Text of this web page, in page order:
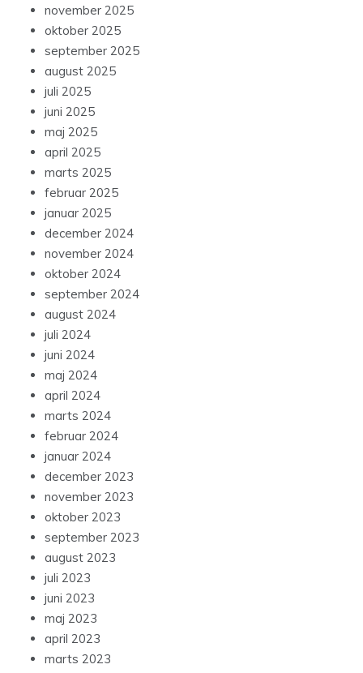
november 2025
oktober 2025
september 2025
august 2025
juli 2025
juni 2025
maj 2025
april 2025
marts 2025
februar 2025
januar 2025
december 2024
november 2024
oktober 2024
september 2024
august 2024
juli 2024
juni 2024
maj 2024
april 2024
marts 2024
februar 2024
januar 2024
december 2023
november 2023
oktober 2023
september 2023
august 2023
juli 2023
juni 2023
maj 2023
april 2023
marts 2023